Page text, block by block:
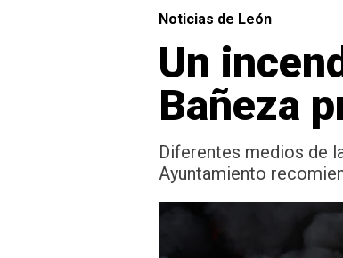
Noticias de León
Un
Bañeza
Diferentes medios de
Ayuntamiento